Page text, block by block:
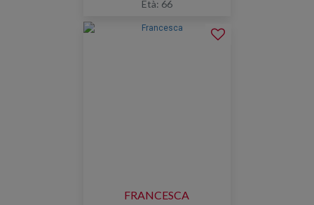
Età: 66
FRANCESCA